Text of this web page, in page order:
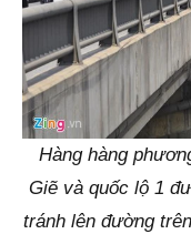
Hàng hàng
Giẽ và quốc lộ 1
tránh lên đường